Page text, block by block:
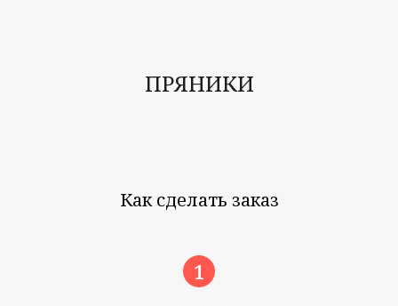
ПРЯНИКИ
Как сделать заказ